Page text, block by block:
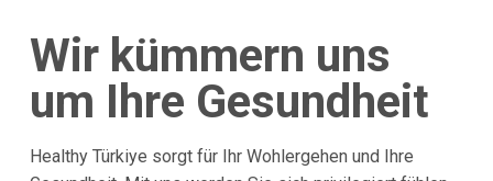
Wir kümmern uns
um Ihre Gesundheit
Healthy Türkiye sorgt für Ihr Wohlergehen und Ihre